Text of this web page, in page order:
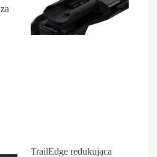
za
TrailEdge redukująca